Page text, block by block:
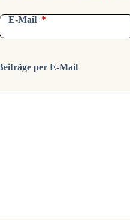
E-Mail *
per E-Mail